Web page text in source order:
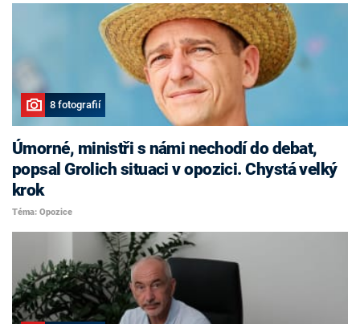
8 fotografií
Úmorné, ministři s námi nechodí do debat,
popsal Grolich situaci v opozici. Chystá velký
krok
Téma: Opozice